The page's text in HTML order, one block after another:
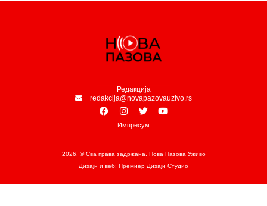
Редакција
redakcija@novapazovauzivo.rs
Импресум
2026. © Сва права задржана. Нова Пазова Уживо
Дизајн и веб: Премиер Дизајн Студио